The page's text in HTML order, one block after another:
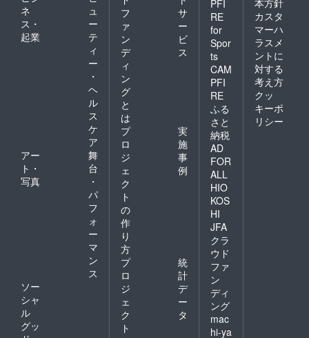
ネ
ス・
起業
ュ
ー
テ
ィ
ー
・
ヘ
ル
ス
ケ
ア
アー
ト・
写真
舞
台
・
パ
フ
ォ
ー
マ
ン
ス
ソー
シャ
ル
グッ
フ
ァ
ン
デ
ィ
ン
グ
と
は
サ
ー
ビ
ス
プ
ロ
ジ
ェ
ク
ト
の
作
り
方
実
施
事
例
プ
ロ
ジ
ェ
ク
ト
統
計
デ
ー
タ
PFI
RE
for
Spor
ts
CAM
PFI
RE
ふる
さと
納税
AD
FOR
ALL
HIO
KOS
HI
JFA
クラ
ウド
ファ
ン
ディ
ング
mac
hi-ya
カスタ
マーハ
ラスメ
ントに
対する
考え方
クッ
キーポ
リシー